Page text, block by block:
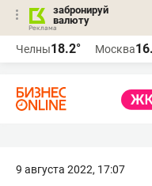
забронируй
валюту
Челны18.2° Москва
9 августа 2022, 17:07